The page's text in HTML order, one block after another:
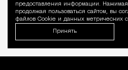
предоставления информации.
продолжая пользоваться сайтом, вы
файлов Cookie и данных метрических
Принять